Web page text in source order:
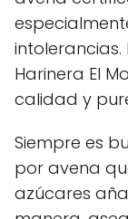
Harinera El
calidad y
Siempre es
por avena
azúcares